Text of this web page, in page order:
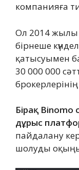
компанияға
Ол 2014 жылы
бірнеше
қатысуымен
30 000 000
Бірақ Binomo
дұрыс
пайдалану
шолуды